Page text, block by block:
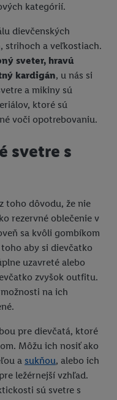
kategórií.
dievčenských
strihoch a veľkostiach.
sveter, hravú
kardigán, u nás si
a mikiny sú
ktoré sú
voči opotrebovaniu.
svetre s
toho dôvodu, že nie
rezervné oblečenie v
sa kvôli gombíkom
aby si dievčatko
uzavreté alebo
zvyšok outfitu.
na ich
pre dievčatá, ktoré
Môžu ich nosiť ako
a sukňou, alebo ich
ležérnejší vzhľad.
sú svetre s